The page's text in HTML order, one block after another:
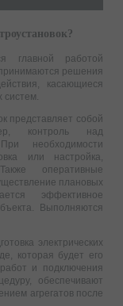
главной работой
решения
касающиеся
систем.
представляет собой
контроль над
необходимости
или настройка,
оперативные
плановых
эффективное
Выполняются
электрических
которая будет его
и подключения
обеспечивают
агрегатов после